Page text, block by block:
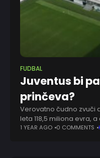
FUDBAL
Juventus bi
prinčeva?
Verovatno čudno zvuči
leta 118,5 miliona evra,
pojačanja. Još više to
1 YEAR AGO 0 COMMENTS